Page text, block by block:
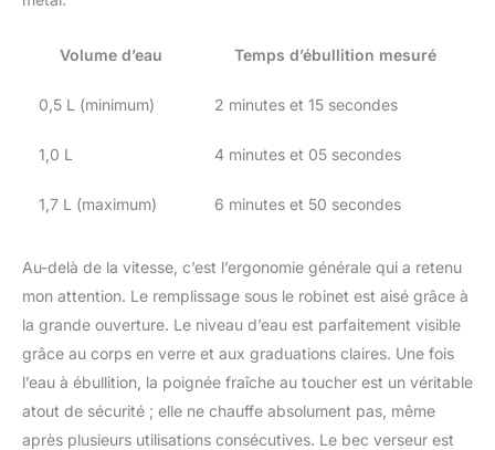
fente de rangement
développée. Verre
verre borosilicate
inoxydable brossé 304,
donnera à votre cuisine
un charme unique.
L'extérieur est brillant et
sans taches avec des
mesures marquées pour
un versement précis.
Volume d’eau Temps d’ébullition mesuré
0,5 L (minimum) 2 minutes et 15 secondes
1,0 L 4 minutes et 05 secondes
1,7 L (maximum) 6 minutes et 50 secondes
Au-delà de la vitesse, c’est l’ergonomie générale qui a retenu
mon attention. Le remplissage sous le robinet est aisé grâce à
la grande ouverture. Le niveau d’eau est parfaitement visible
grâce au corps en verre et aux graduations claires. Une fois
l’eau à ébullition, la poignée fraîche au toucher est un véritable
atout de sécurité ; elle ne chauffe absolument pas, même
après plusieurs utilisations consécutives. Le bec verseur est